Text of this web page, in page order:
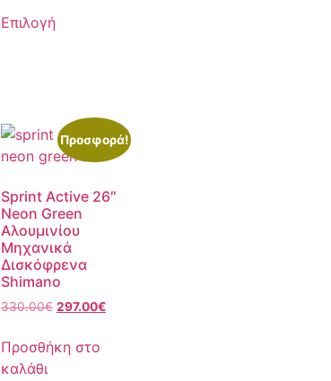
Επιλογή
Προσφορά!
Sprint Active 26″
Neon Green
Αλουμινίου
Μηχανικά
Δισκόφρενα
Shimano
330.00€ 297.00€
Προσθήκη στο
καλάθι